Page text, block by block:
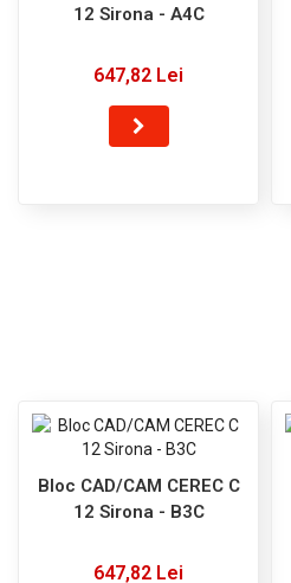
12 Sirona - A4C
647,82 Lei
Bloc CAD/CAM CEREC C
12 Sirona - B3C
647,82 Lei